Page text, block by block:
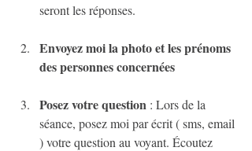
seront les réponses.
Envoyez moi la photo et les prénoms
des personnes concernées
Posez votre question : Lors de la
séance, posez moi par écrit ( sms, email
) votre question au voyant. Écoutez